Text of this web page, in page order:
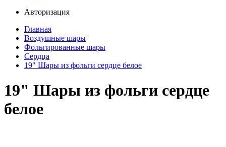
Авторизация
Главная
Воздушные шары
Фольгированные шары
Сердца
19" Шары из фольги сердце белое
19" Шары из фольги сердце
белое